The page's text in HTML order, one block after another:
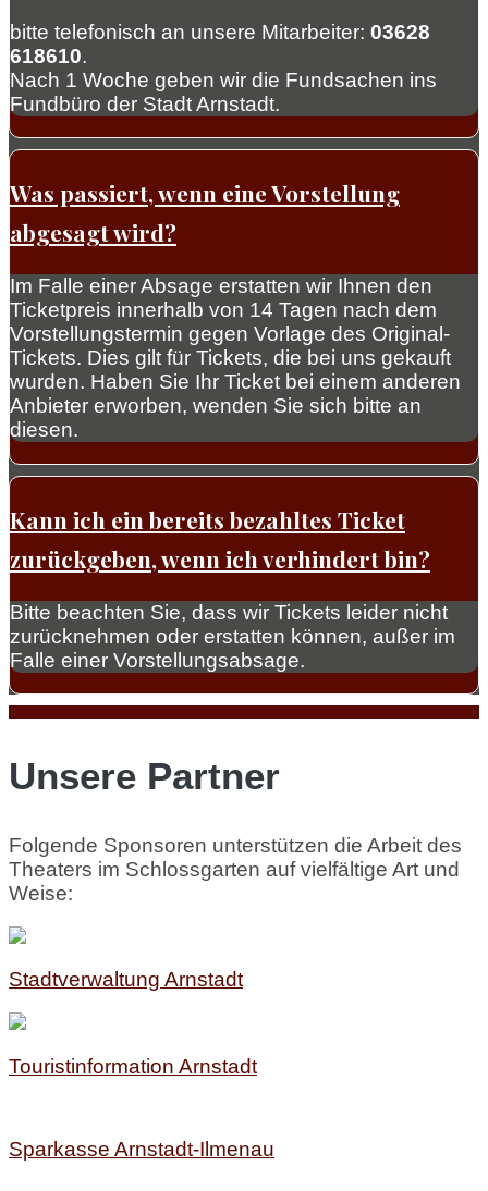
bitte telefonisch an unsere Mitarbeiter: 03628
618610.
Nach 1 Woche geben wir die Fundsachen ins
Fundbüro der Stadt Arnstadt.
Was passiert, wenn eine Vorstellung
abgesagt wird?
Im Falle einer Absage erstatten wir Ihnen den
Ticketpreis innerhalb von 14 Tagen nach dem
Vorstellungstermin gegen Vorlage des Original-
Tickets. Dies gilt für Tickets, die bei uns gekauft
wurden. Haben Sie Ihr Ticket bei einem anderen
Anbieter erworben, wenden Sie sich bitte an
diesen.
Kann ich ein bereits bezahltes Ticket
zurückgeben, wenn ich verhindert bin?
Bitte beachten Sie, dass wir Tickets leider nicht
zurücknehmen oder erstatten können, außer im
Falle einer Vorstellungsabsage.
Unsere Partner
Folgende Sponsoren unterstützen die Arbeit des
Theaters im Schlossgarten auf vielfältige Art und
Weise:
Stadtverwaltung Arnstadt
Touristinformation Arnstadt
Sparkasse Arnstadt-Ilmenau